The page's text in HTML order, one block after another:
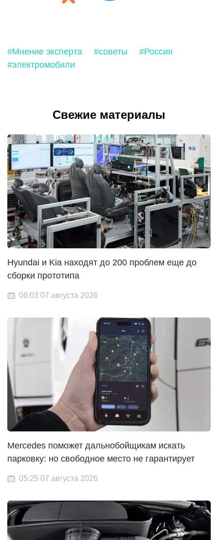
#Мнение эксперта #советы
#Россия
#электромобили
Свежие материалы
Hyundai и Kia находят до 200 проблем еще до
сборки прототипа
06:03 07 августа 2026
Mercedes поможет дальнобойщикам искать
парковку: но свободное место не гарантирует
05:25 07 августа 2026